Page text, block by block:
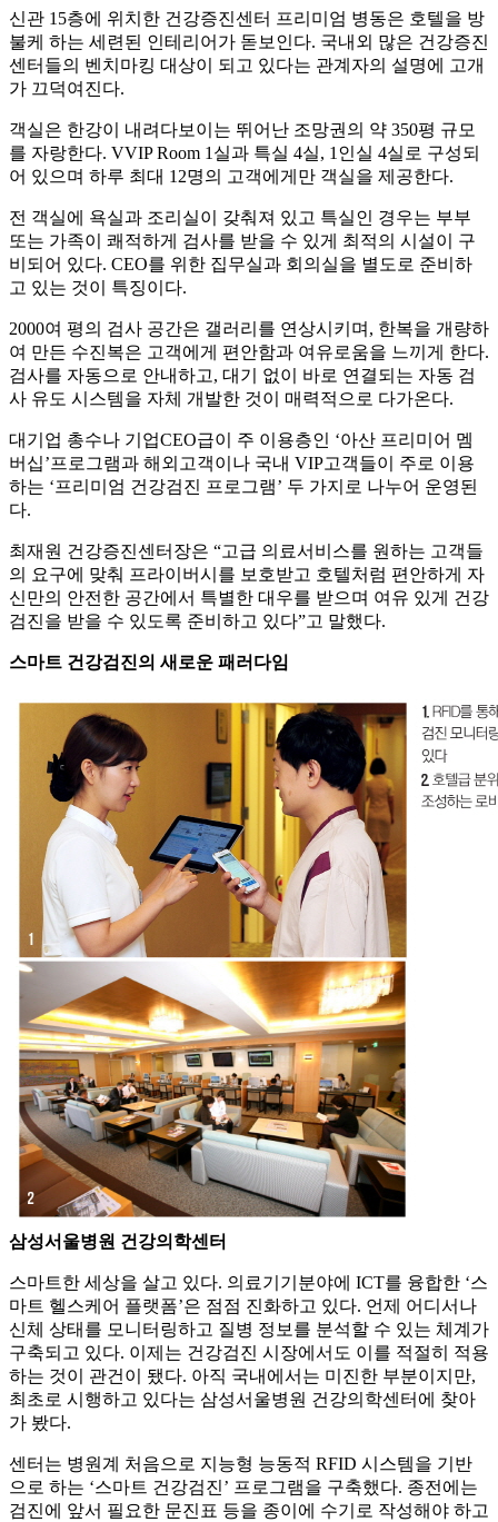
신관 15층에 위치한 건강증진센터 프리미엄 병동은 호텔을 방
불케 하는 세련된 인테리어가 돋보인다. 국내외 많은 건강증진
센터들의 벤치마킹 대상이 되고 있다는 관계자의 설명에 고개
가 끄덕여진다.
객실은 한강이 내려다보이는 뛰어난 조망권의 약 350평 규모
를 자랑한다. VVIP Room 1실과 특실 4실, 1인실 4실로 구성되
어 있으며 하루 최대 12명의 고객에게만 객실을 제공한다.
전 객실에 욕실과 조리실이 갖춰져 있고 특실인 경우는 부부
또는 가족이 쾌적하게 검사를 받을 수 있게 최적의 시설이 구
비되어 있다. CEO를 위한 집무실과 회의실을 별도로 준비하
고 있는 것이 특징이다.
2000여 평의 검사 공간은 갤러리를 연상시키며, 한복을 개량하
여 만든 수진복은 고객에게 편안함과 여유로움을 느끼게 한다.
검사를 자동으로 안내하고, 대기 없이 바로 연결되는 자동 검
사 유도 시스템을 자체 개발한 것이 매력적으로 다가온다.
대기업 총수나 기업CEO급이 주 이용층인 ‘아산 프리미어 멤
버십’프로그램과 해외고객이나 국내 VIP고객들이 주로 이용
하는 ‘프리미엄 건강검진 프로그램’ 두 가지로 나누어 운영된
다.
최재원 건강증진센터장은 “고급 의료서비스를 원하는 고객들
의 요구에 맞춰 프라이버시를 보호받고 호텔처럼 편안하게 자
신만의 안전한 공간에서 특별한 대우를 받으며 여유 있게 건강
검진을 받을 수 있도록 준비하고 있다”고 말했다.
스마트 건강검진의 새로운 패러다임
삼성서울병원 건강의학센터
스마트한 세상을 살고 있다. 의료기기분야에 ICT를 융합한 ‘스
마트 헬스케어 플랫폼’은 점점 진화하고 있다. 언제 어디서나
신체 상태를 모니터링하고 질병 정보를 분석할 수 있는 체계가
구축되고 있다. 이제는 건강검진 시장에서도 이를 적절히 적용
하는 것이 관건이 됐다. 아직 국내에서는 미진한 부분이지만,
최초로 시행하고 있다는 삼성서울병원 건강의학센터에 찾아
가 봤다.
센터는 병원계 처음으로 지능형 능동적 RFID 시스템을 기반
으로 하는 ‘스마트 건강검진’ 프로그램을 구축했다. 종전에는
검진에 앞서 필요한 문진표 등을 종이에 수기로 작성해야 하고